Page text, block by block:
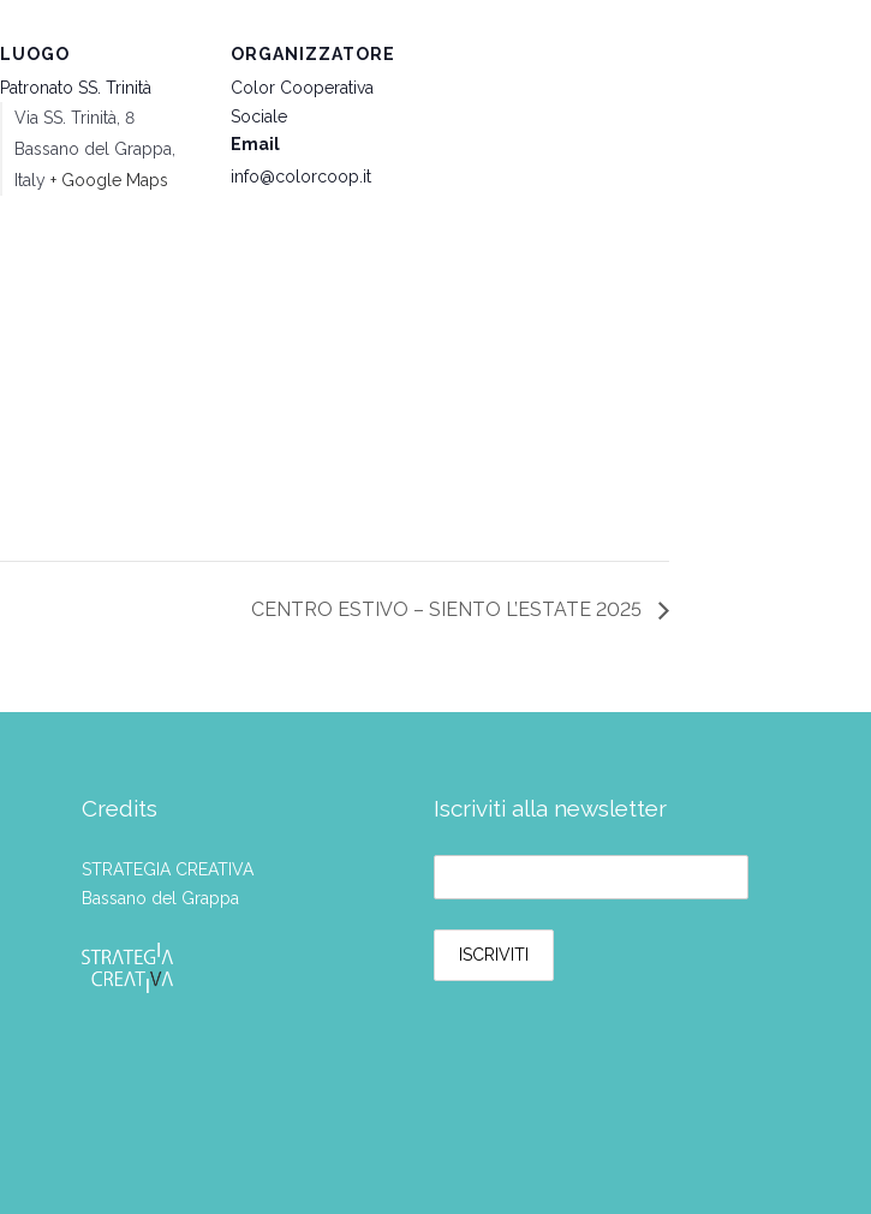
LUOGO
Patronato SS. Trinità
Via SS. Trinità, 8
Bassano del Grappa
Italy + Google Maps
ORGANIZZATORE
Color Cooperativa
Sociale
Email
info@colorcoop.it
CENTRO ESTIVO – SIENTO L’ESTATE 2025
Credits
STRATEGIA CREATIVA
Bassano del Grappa
Iscriviti alla newsletter